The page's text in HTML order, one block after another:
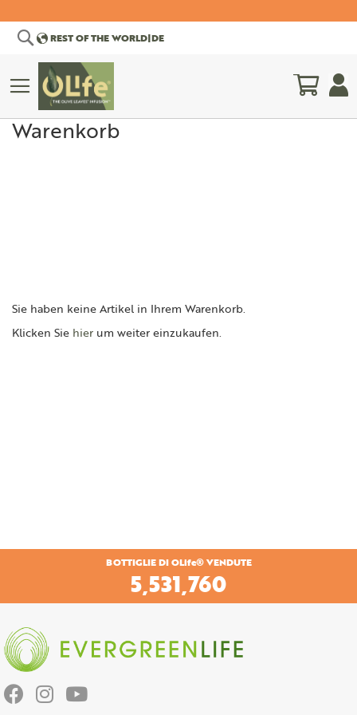
SucheREST OF THE WORLD|DE
Mein
WISSENSCHAFTLICHE
Warenkorb
Sie haben keine Artikel in Ihrem Warenkorb.
Klicken Sie hier um weiter einzukaufen.
BOTTIGLIE DI OLife® VENDUTE
5,681,520